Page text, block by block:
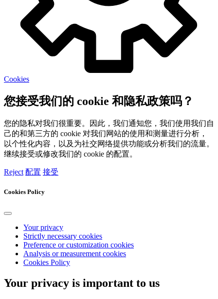
Cookies
您接受我们的 cookie 和隐私政策吗？
您的隐私对我们很重要。因此，我们通知您，我们使用我们自
己的和第三方的 cookie 对我们网站的使用和测量进行分析，
以个性化内容，以及为社交网络提供功能或分析我们的流量。
继续接受或修改我们的 cookie 的配置。
Reject 配置 接受
Cookies Policy
Your privacy
Strictly necessary cookies
Preference or customization cookies
Analysis or measurement cookies
Cookies Policy
Your privacy is important to us